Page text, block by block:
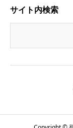
サイト内検索